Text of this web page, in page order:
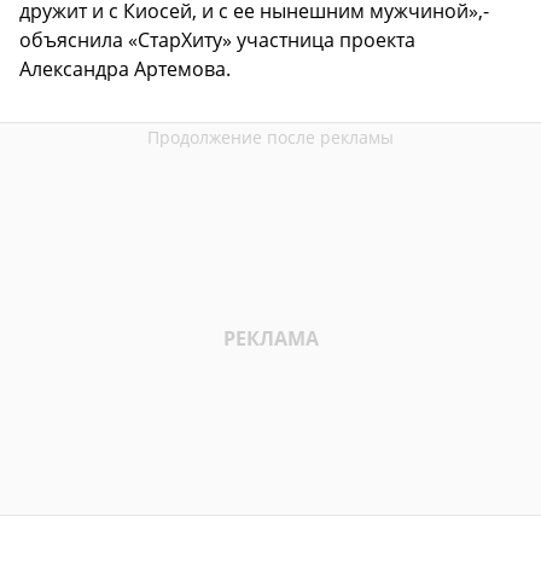
дружит и с Киосей, и с ее нынешним мужчиной»,-
объяснила «СтарХиту» участница проекта
Александра Артемова.